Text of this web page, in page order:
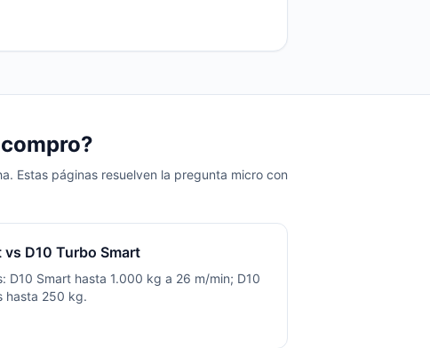
Estas páginas resuelven la pregunta micro con
D10 Turbo Smart
D10 Smart hasta 1.000 kg a 26 m/min; D10
hasta 250 kg.